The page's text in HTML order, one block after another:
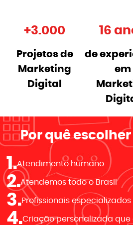
+3.000
Projetos de
Marketing
Digital
16
de
em
Por quê escolher
1.Atendimento humano
2.Atendemos todo o Brasil
3.Profissionais especializados
4.Criação personalizada